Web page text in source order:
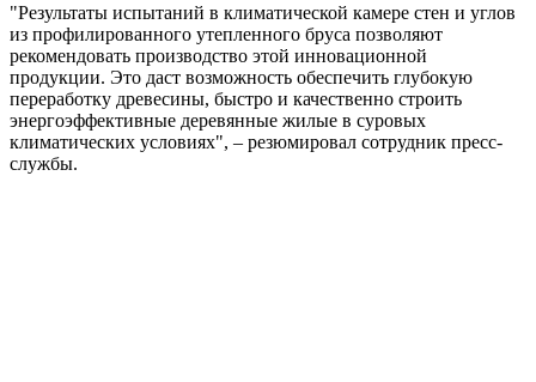
"Результаты испытаний в климатической камере стен и углов
из профилированного утепленного бруса позволяют
рекомендовать производство этой инновационной
продукции. Это даст возможность обеспечить глубокую
переработку древесины, быстро и качественно строить
энергоэффективные деревянные жилые в суровых
климатических условиях", – резюмировал сотрудник пресс-
службы.